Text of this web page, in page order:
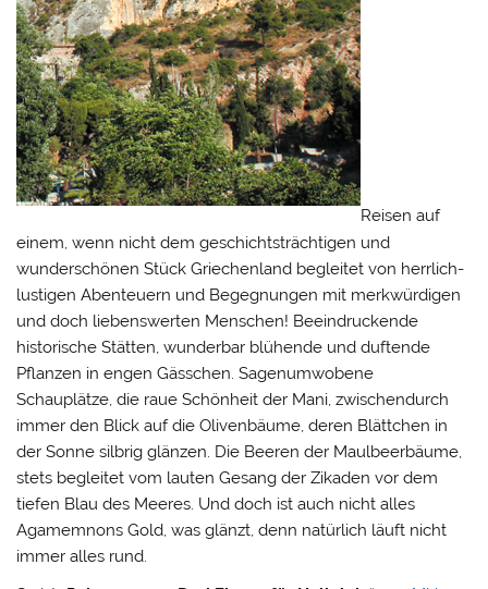
Reisen auf
einem, wenn nicht dem geschichtsträchtigen und
wunderschönen Stück Griechenland begleitet von herrlich-
lustigen Abenteuern und Begegnungen mit merkwürdigen
und doch liebenswerten Menschen! Beeindruckende
historische Stätten, wunderbar blühende und duftende
Pflanzen in engen Gässchen. Sagenumwobene
Schauplätze, die raue Schönheit der Mani, zwischendurch
immer den Blick auf die Olivenbäume, deren Blättchen in
der Sonne silbrig glänzen. Die Beeren der Maulbeerbäume,
stets begleitet vom lauten Gesang der Zikaden vor dem
tiefen Blau des Meeres. Und doch ist auch nicht alles
Agamemnons Gold, was glänzt, denn natürlich läuft nicht
immer alles rund.